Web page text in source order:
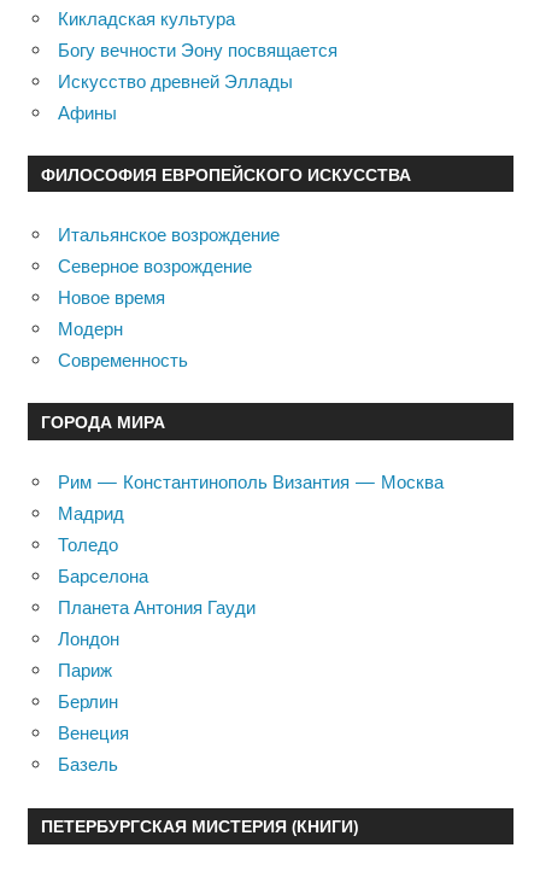
Кикладская культура
Богу вечности Эону посвящается
Искусство древней Эллады
Афины
ФИЛОСОФИЯ ЕВРОПЕЙСКОГО ИСКУССТВА
Итальянское возрождение
Северное возрождение
Новое время
Модерн
Современность
ГОРОДА МИРА
Рим — Константинополь Византия — Москва
Мадрид
Толедо
Барселона
Планета Антония Гауди
Лондон
Париж
Берлин
Венеция
Базель
ПЕТЕРБУРГСКАЯ МИСТЕРИЯ (КНИГИ)